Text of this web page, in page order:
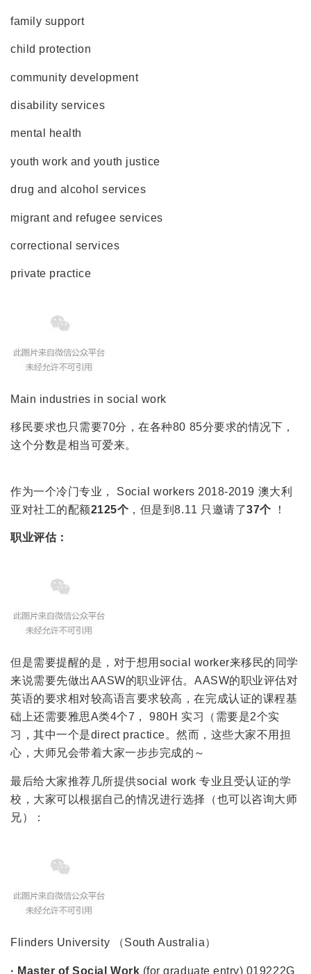
family support
child protection
community development
disability services
mental health
youth work and youth justice
drug and alcohol services
migrant and refugee services
correctional services
private practice
Main industries in social work
移民要求也只需要70分，在各种80 85分要求的情况下，
这个分数是相当可爱来。
作为一个冷门专业， Social workers 2018-2019 澳大利
亚对社工的配额2125个 ，但是到8.11 只邀请了37个 ！
职业评估：
但是需要提醒的是，对于想用social worker来移民的同学
来说需要先做出AASW的职业评估。AASW的职业评估对
英语的要求相对较高语言要求较高，在完成认证的课程基
础上还需要雅思A类4个7， 980H 实习（需要是2个实
习，其中一个是direct practice。然而，这些大家不用担
心，大师兄会带着大家一步步完成的～
最后给大家推荐几所提供social work 专业且受认证的学
校，大家可以根据自己的情况进行选择（也可以咨询大师
兄）：
Flinders University （South Australia）
· Master of Social Work (for graduate entry) 019222G